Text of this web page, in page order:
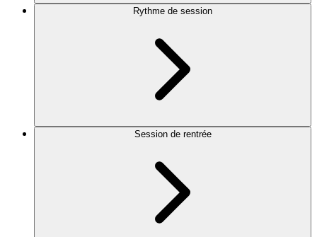
Rythme de session
Session de rentrée